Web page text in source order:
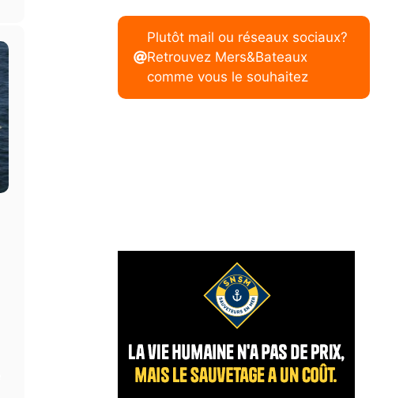
Plutôt mail ou réseaux sociaux?
Retrouvez Mers&Bateaux
comme vous le souhaitez